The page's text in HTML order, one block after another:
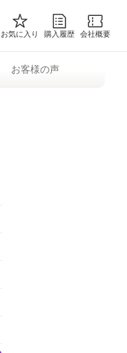
お気に入り 購入履歴 会社概要
お客様の声